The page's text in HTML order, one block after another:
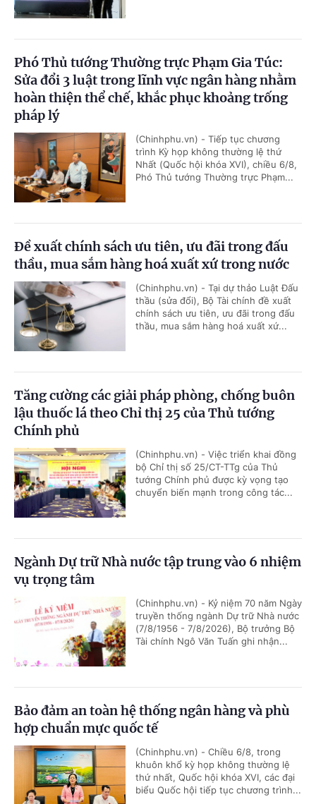
Phó Thủ tướng Thường trực Phạm Gia Túc:
Sửa đổi 3 luật trong lĩnh vực ngân hàng nhằm
hoàn thiện thể chế, khắc phục khoảng trống
pháp lý
(Chinhphu.vn) - Tiếp tục chương
trình Kỳ họp không thường lệ thứ
Nhất (Quốc hội khóa XVI), chiều 6/8,
Phó Thủ tướng Thường trực Phạm...
Đề xuất chính sách ưu tiên, ưu đãi trong đấu
thầu, mua sắm hàng hoá xuất xứ trong nước
(Chinhphu.vn) - Tại dự thảo Luật Đấu
thầu (sửa đổi), Bộ Tài chính đề xuất
chính sách ưu tiên, ưu đãi trong đấu
thầu, mua sắm hàng hoá xuất xứ...
Tăng cường các giải pháp phòng, chống buôn
lậu thuốc lá theo Chỉ thị 25 của Thủ tướng
Chính phủ
(Chinhphu.vn) - Việc triển khai đồng
bộ Chỉ thị số 25/CT-TTg của Thủ
tướng Chính phủ được kỳ vọng tạo
chuyển biến mạnh trong công tác...
Ngành Dự trữ Nhà nước tập trung vào 6 nhiệm
vụ trọng tâm
(Chinhphu.vn) - Kỷ niệm 70 năm Ngày
truyền thống ngành Dự trữ Nhà nước
(7/8/1956 - 7/8/2026), Bộ trưởng Bộ
Tài chính Ngô Văn Tuấn ghi nhận...
Bảo đảm an toàn hệ thống ngân hàng và phù
hợp chuẩn mực quốc tế
(Chinhphu.vn) - Chiều 6/8, trong
khuôn khổ kỳ họp không thường lệ
thứ nhất, Quốc hội khóa XVI, các đại
biểu Quốc hội tiếp tục chương trình...